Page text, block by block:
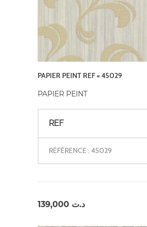
PAPIER PEINT REF = 45029
PAPIER PEINT
REF
RÉFÉRENCE : 45029
د.ت